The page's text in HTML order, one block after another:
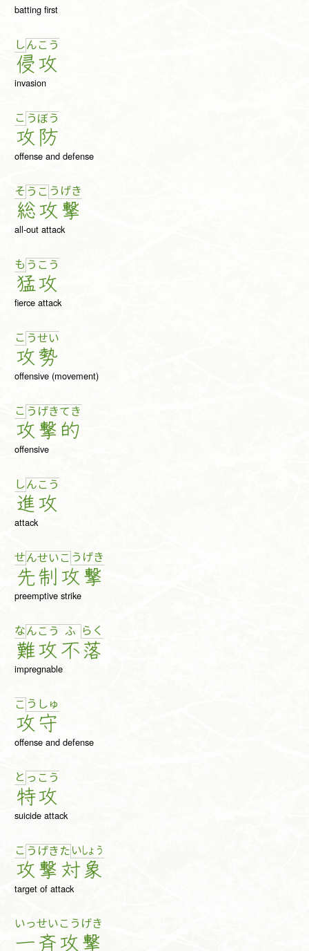
batting first
しん
侵
こ う
攻
invasion
こ う
攻
ぼう
防
offense and defense
そ う
総
こ う
攻
げき
撃
all-out attack
も う
猛
こ う
攻
fierce attack
こ う
攻
せい
勢
offensive (movement)
こ う
攻
げき
撃
て き
的
offensive
しん
進
こ う
攻
attack
せん
先
せい
制
こ う
攻
げき
撃
preemptive strike
なん
難
こ う
攻
ふ
不
ら く
落
impregnable
こ う
攻
しゅ
守
offense and defense
と っ
特
こ う
攻
suicide attack
こ う
攻
げき
撃
た い
対
しょ う
象
target of attack
いっ
一
せい
斉
こう
攻
げき
撃